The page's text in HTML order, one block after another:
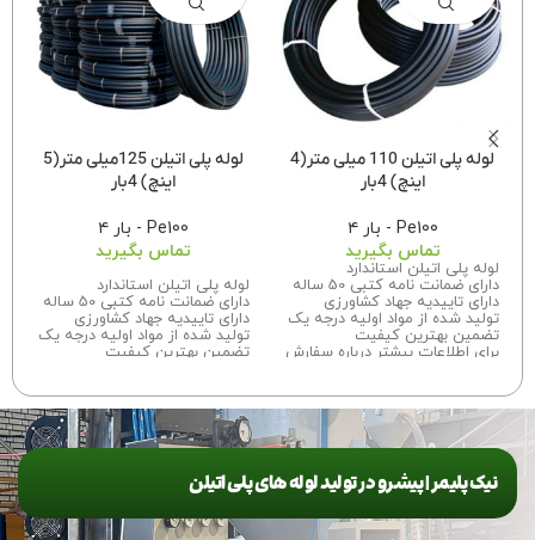
لوله پلی اتیلن 110 میلی متر(4
اینچ) 4بار
Pe100 - بار ۴
تماس بگیرید
لوله پلی اتیلن استاندارد
دارای ضمانت نامه کتبی 50 ساله
دارای تاییدیه جهاد کشاورزی
تولید شده از مواد اولیه درجه یک
تضمین بهترین کیفیت
برای اطلاعات بیشتر درباره سفارش
لوله پلی اتیلن 125میلی متر(5
اینچ) 4بار
Pe100 - بار ۴
تماس بگیرید
لوله پلی اتیلن استاندارد
دارای ضمانت نامه کتبی 50 ساله
دارای تاییدیه جهاد کشاورزی
تولید شده از مواد اولیه درجه یک
تضمین بهترین کیفیت
نیک پلیمر | پیشرو در تولید لوله های پلی اتیلن